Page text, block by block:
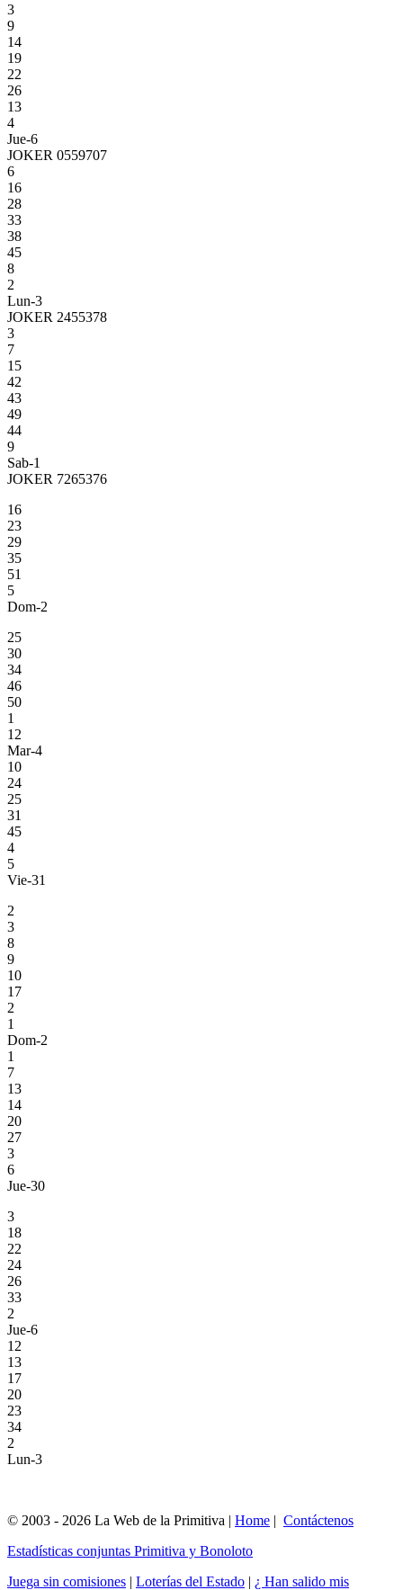
3
9
14
19
22
26
13
4
Jue-6
JOKER 0559707
6
16
28
33
38
45
8
2
Lun-3
JOKER 2455378
3
7
15
42
43
49
44
9
Sab-1
JOKER 7265376
16
23
29
35
51
5
Dom-2
25
30
34
46
50
1
12
Mar-4
10
24
25
31
45
4
5
Vie-31
2
3
8
9
10
17
2
1
Dom-2
1
7
13
14
20
27
3
6
Jue-30
3
18
22
24
26
33
2
Jue-6
12
13
17
20
23
34
2
Lun-3
© 2003 - 2026 La Web de la Primitiva | Home | Contáctenos
Estadísticas conjuntas Primitiva y Bonoloto
Juega sin comisiones | Loterías del Estado | ¿ Han salido mis